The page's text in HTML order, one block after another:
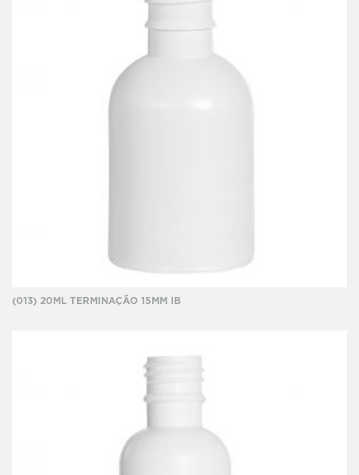
(013) 20ML TERMINAÇÃO 15MM IB